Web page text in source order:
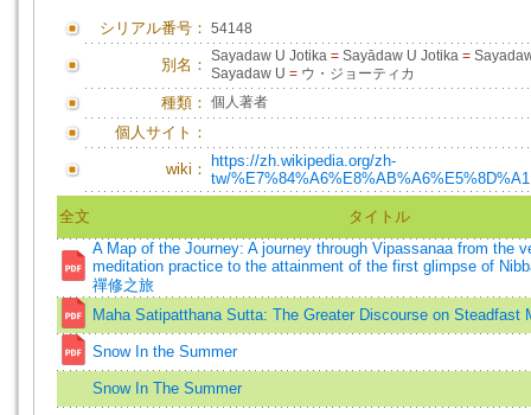
シリアル番号： 54148
別名： Sayadaw U Jotika = Sayādaw U Jotika =
Sayadaw U = ウ・ジョーティカ
種類： 個人著者
個人サイト：
wiki：
https://zh.wikipedia.org/zh-
tw/%E7%84%A6%E8%AB%A6%E5%8D%A1
全文
タイトル
A Map of the Journey: A journey through Vipassanaa from the
meditation practice to the attainment of the first glimpse of
禪修之旅
Maha Satipatthana Sutta: The Greater Discourse on Steadfast
Snow In the Summer
Snow In The Summer